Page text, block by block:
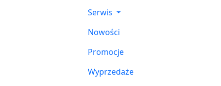
Serwis
Nowości
Promocje
Wyprzedaże